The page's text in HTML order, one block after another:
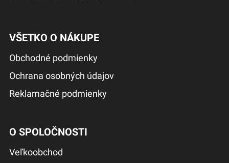
VŠETKO O NÁKUPE
Obchodné podmienky
Ochrana osobných údajov
Reklamačné podmienky
O SPOLOČNOSTI
Veľkoobchod